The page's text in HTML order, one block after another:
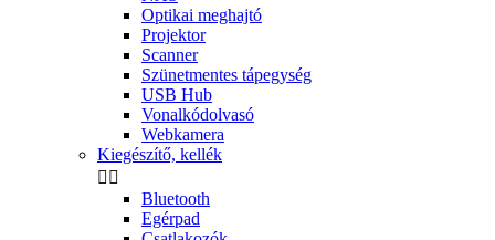
Optikai meghajtó
Projektor
Scanner
Szünetmentes tápegység
USB Hub
Vonalkódolvasó
Webkamera
Kiegészítő, kellék
 
Bluetooth
Egérpad